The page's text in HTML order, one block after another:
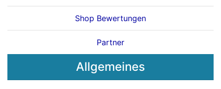
Shop Bewertungen
Partner
Allgemeines